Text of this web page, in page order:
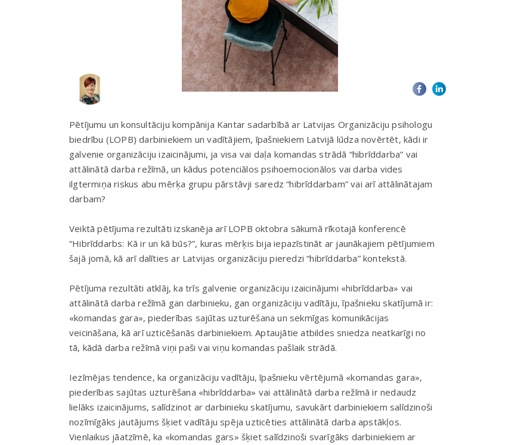
Pētījumu un konsultāciju kompānija Kantar sadarbībā ar Latvijas Organizāciju psihologu
biedrību (LOPB) darbiniekiem un vadītājiem, īpašniekiem Latvijā lūdza novērtēt, kādi ir
galvenie organizāciju izaicinājumi, ja visa vai daļa komandas strādā “hibrīddarba” vai
attālinātā darba režīmā, un kādus potenciālos psihoemocionālos vai darba vides
ilgtermiņa riskus abu mērķa grupu pārstāvji saredz “hibrīddarbam” vai arī attālinātajam
darbam?
Veiktā pētījuma rezultāti izskanēja arī LOPB oktobra sākumā rīkotajā konferencē
“Hibrīddarbs: Kā ir un kā būs?”, kuras mērķis bija iepazīstināt ar jaunākajiem pētījumiem
šajā jomā, kā arī dalīties ar Latvijas organizāciju pieredzi “hibrīddarba” kontekstā.
Pētījuma rezultāti atklāj, ka trīs galvenie organizāciju izaicinājumi «hibrīddarba» vai
attālinātā darba režīmā gan darbinieku, gan organizāciju vadītāju, īpašnieku skatījumā ir:
«komandas gara», piederības sajūtas uzturēšana un sekmīgas komunikācijas
veicināšana, kā arī uzticēšanās darbiniekiem. Aptaujātie atbildes sniedza neatkarīgi no
tā, kādā darba režīmā viņi paši vai viņu komandas pašlaik strādā.
Iezīmējas tendence, ka organizāciju vadītāju, īpašnieku vērtējumā «komandas gara»,
piederības sajūtas uzturēšana «hibrīddarba» vai attālinātā darba režīmā ir nedaudz
lielāks izaicinājums, salīdzinot ar darbinieku skatījumu, savukārt darbiniekiem salīdzinoši
nozīmīgāks jautājums šķiet vadītāju spēja uzticēties attālinātā darba apstākļos.
Vienlaikus jāatzīmē, ka «komandas gars» šķiet salīdzinoši svarīgāks darbiniekiem ar